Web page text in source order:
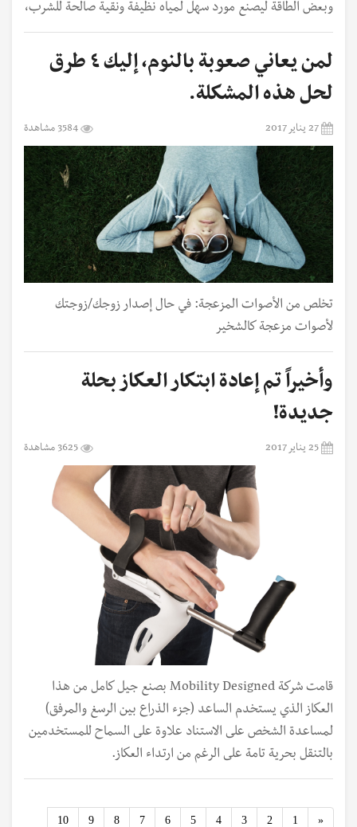
وبعض الطاقة ليصنع مورد سهل لمياه نظيفة ونقية صالحة للشرب،
لمن يعاني صعوبة بالنوم، إليك ٤ طرق
لحل هذه المشكلة.
27 يناير 2017 3584 مشاهدة
تخلص من الأصوات المزعجة: في حال إصدار زوجك/زوجتك
لأصوات مزعجة كالشخير
وأخيراً تم إعادة ابتكار العكاز بحلة
جديدة!
25 يناير 2017 3625 مشاهدة
قامت شركة Mobility Designed بصنع جيل كامل من هذا
العكاز الذي يستخدم الساعد (جزء الذراع بين الرسغ والمرفق)
لمساعدة الشخص على الاستناد علاوة على السماح للمستخدمين
بالتنقل بحرية تامة على الرغم من ارتداء العكاز.
«
Previous
1
2
3
4
5
6
7
8
9
10